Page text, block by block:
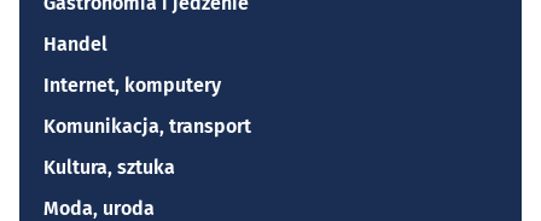
Handel
Internet, komputery
Komunikacja, transport
Kultura, sztuka
Moda, uroda